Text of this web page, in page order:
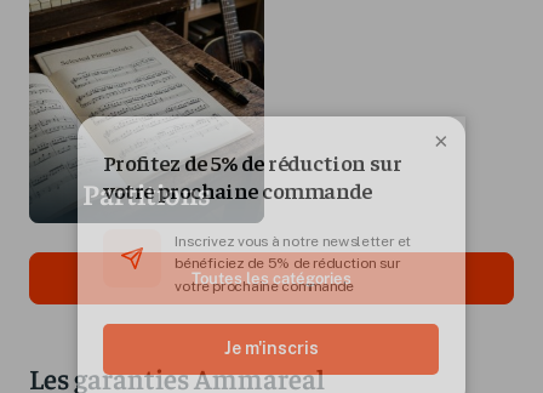
Partitions
Toutes les catégories
Les garanties Ammareal
×